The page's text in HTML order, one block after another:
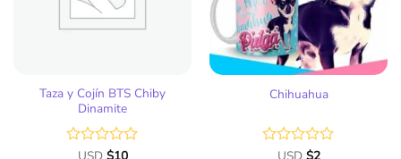
Taza y Cojín BTS Chiby
Dinamite
Valorado
Chihuahua
Valorado